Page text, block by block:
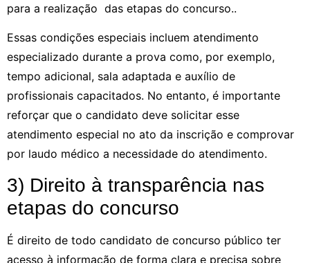
para a realização das etapas do concurso..
Essas condições especiais incluem atendimento
especializado durante a prova como, por exemplo,
tempo adicional, sala adaptada e auxílio de
profissionais capacitados. No entanto, é importante
reforçar que o candidato deve solicitar esse
atendimento especial no ato da inscrição e comprovar
por laudo médico a necessidade do atendimento.
3) Direito à transparência nas
etapas do concurso
É direito de todo candidato de concurso público ter
acesso à informação de forma clara e precisa sobre